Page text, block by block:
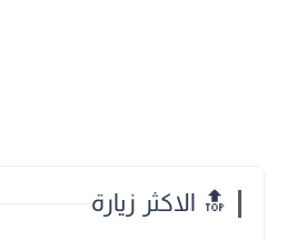
🔝 الاكثر زيارة